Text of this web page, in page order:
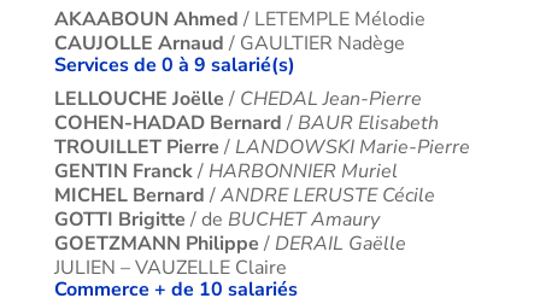
AKAABOUN Ahmed / LETEMPLE Mélodie
CAUJOLLE Arnaud / GAULTIER Nadège
Services de 0 à 9 salarié(s)
LELLOUCHE Joëlle / CHEDAL Jean-Pierre
COHEN-HADAD Bernard / BAUR Elisabeth
TROUILLET Pierre / LANDOWSKI Marie-Pierre
GENTIN Franck/ HARBONNIER Muriel
MICHEL Bernard /ANDRE LERUSTE Cécile
GOTTI Brigitte / de BUCHET Amaury
GOETZMANN Philippe / DERAIL Gaëlle
JULIEN – VAUZELLE Claire
Commerce + de 10 salariés